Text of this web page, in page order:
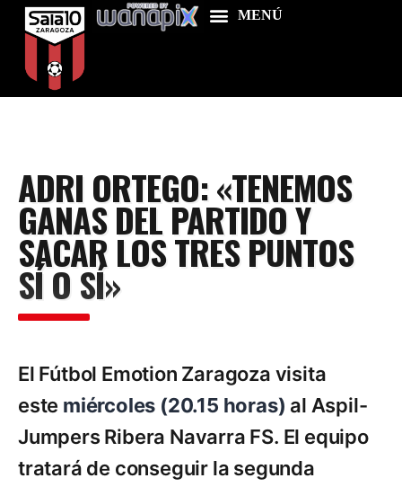
Food & Drink
Features
News
Contacts
ADRI ORTEGO: «TENEMOS
GANAS DEL PARTIDO Y
SACAR LOS TRES PUNTOS
SÍ O SÍ»
El Fútbol Emotion Zaragoza visita
este miércoles (20.15 horas) al Aspil-
Jumpers Ribera Navarra FS. El equipo
tratará de conseguir la segunda